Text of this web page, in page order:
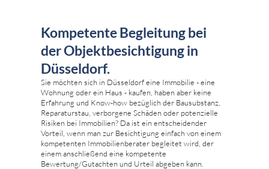
Kompetente Begleitung bei
der Objektbesichtigung in
Düsseldorf.
Sie möchten sich in Düsseldorf eine Immobilie - eine
Wohnung oder ein Haus - kaufen, haben aber keine
Erfahrung und Know-how bezüglich der Bausubstanz,
Reparaturstau, verborgene Schäden oder potenzielle
Risiken bei Immobilien? Da ist ein entscheidender
Vorteil, wenn man zur Besichtigung einfach von einem
kompetenten Immobilienberater begleitet wird, der
einem anschließend eine kompetente
Bewertung/Gutachten und Urteil abgeben kann.